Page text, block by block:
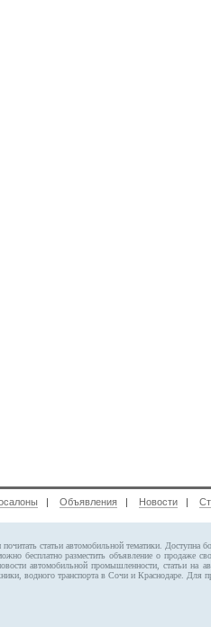
| Объявления | Новости |
статьи автомобильной тематики. Доступна
бесплатноразместить объявление о продаже
автомобильной промышленности, статьи на
водного транспорта в Сочи и Краснодаре. Для